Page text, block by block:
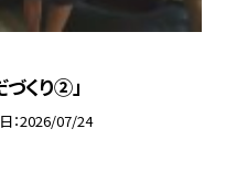
づくり②」
2026/07/24